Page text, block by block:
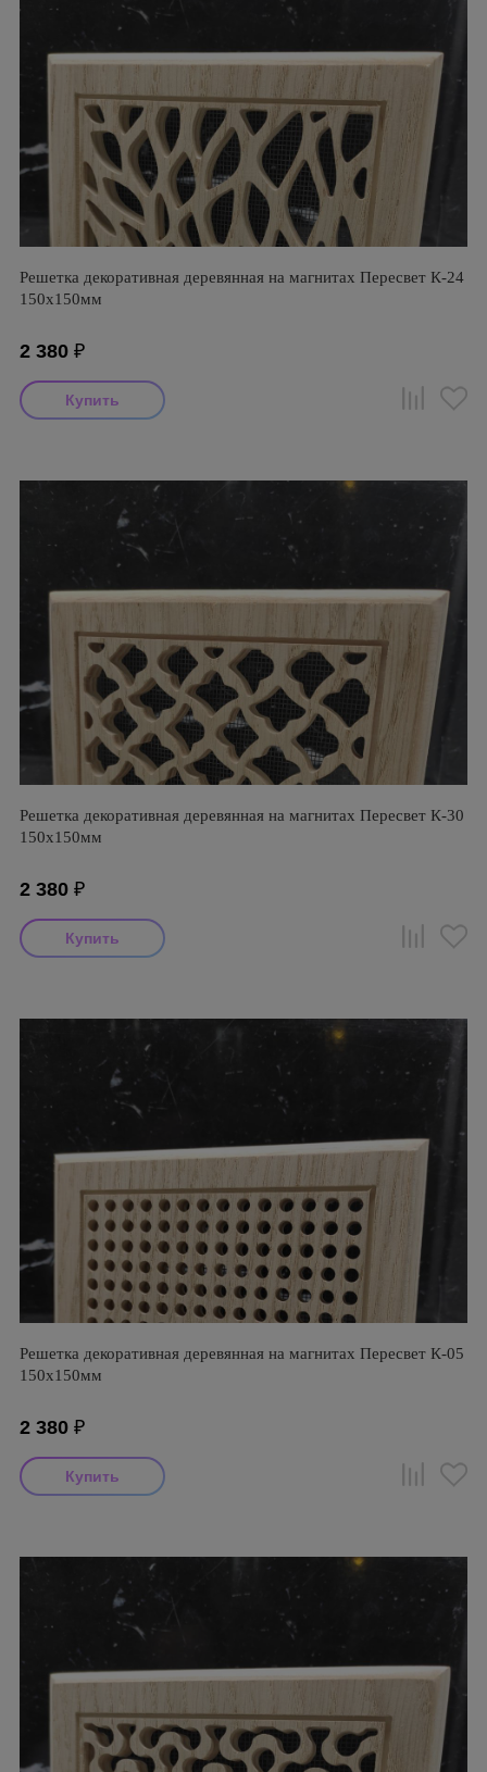
Решетка декоративная деревянная на магнитах Пересвет К-24
150х150мм
2 380 ₽
Решетка декоративная деревянная на магнитах Пересвет К-30
150х150мм
2 380 ₽
Решетка декоративная деревянная на магнитах Пересвет К-05
150х150мм
2 380 ₽